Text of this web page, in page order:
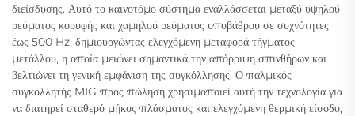
διείσδυσης. Αυτό το καινοτόμο σύστημα εναλλάσσεται μεταξύ υψηλού
ρεύματος κορυφής και χαμηλού ρεύματος υποβάθρου σε συχνότητες
έως 500 Hz, δημιουργώντας ελεγχόμενη μεταφορά τήγματος
μετάλλου, η οποία μειώνει σημαντικά την απόρριψη σπινθήρων και
βελτιώνει τη γενική εμφάνιση της συγκόλλησης. Ο παλμικός
συγκολλητής MIG προς πώληση χρησιμοποιεί αυτή την τεχνολογία για
να διατηρεί σταθερό μήκος πλάσματος και ελεγχόμενη θερμική είσοδο,